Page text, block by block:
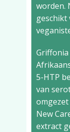
worden.
geschikt
Griffonia
5-HTP
van
New
extract